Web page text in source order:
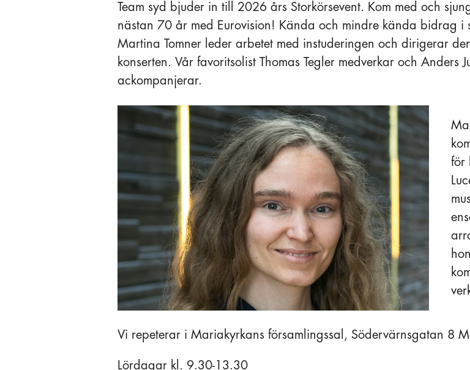
Team syd bjuder in till 2026 års Storkörsevent. Kom med och
nästan 70 år med Eurovision! Kända och mindre kända bidrag i
Martina Tomner leder arbetet med instuderingen och dirigerar
konserten. Vår favoritsolist Thomas Tegler medverkar och Anders
ackompanjerar.
för
Vi repeterar i Mariakyrkans församlingssal, Södervärnsgatan 8
Lördagar kl. 9.30-13.30